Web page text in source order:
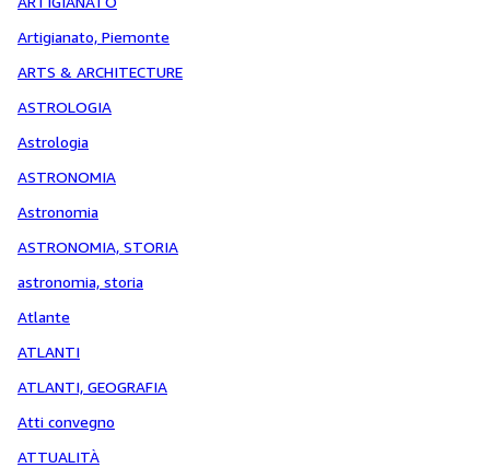
Artigianato, Piemonte
ARTS & ARCHITECTURE
ASTROLOGIA
Astrologia
ASTRONOMIA
Astronomia
ASTRONOMIA, STORIA
astronomia, storia
Atlante
ATLANTI
ATLANTI, GEOGRAFIA
Atti convegno
ATTUALITÀ